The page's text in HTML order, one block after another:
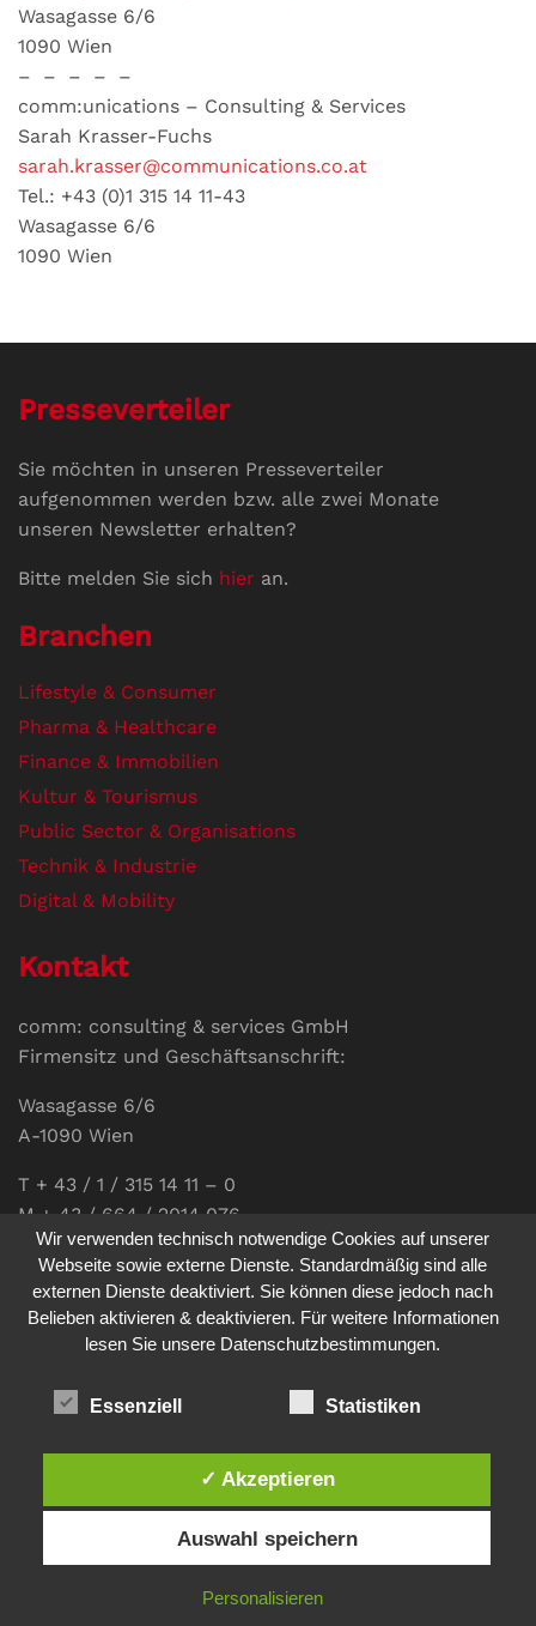
Wasagasse 6/6
1090 Wien
– – – – –
comm:unications – Consulting & Services
Sarah Krasser-Fuchs
sarah.krasser@communications.co.at
Tel.: +43 (0)1 315 14 11-43
Wasagasse 6/6
1090 Wien
Presseverteiler
Sie möchten in unseren Presseverteiler
aufgenommen werden bzw. alle zwei Monate
unseren Newsletter erhalten?
Bitte melden Sie sich hier an.
Branchen
Lifestyle & Consumer
Pharma & Healthcare
Finance & Immobilien
Kultur & Tourismus
Public Sector & Organisations
Technik & Industrie
Digital & Mobility
Kontakt
comm: consulting & services GmbH
Firmensitz und Geschäftsanschrift:
Wasagasse 6/6
A-1090 Wien
T + 43 / 1 / 315 14 11 – 0
M + 43 / 664 / 2014 076
E-Mail:office@communications.co.at
Homepage:www.communications.co.at
UID: ATU 811 196 56
Sabine Pöhacker MSc.
Datenschutz
den Punkt. - Site made bysfe
Wir verwenden technisch notwendige Cookies auf unserer
Webseite sowie externe Dienste. Standardmäßig sind alle
externen Dienste deaktiviert. Sie können diese jedoch nach
Belieben aktivieren & deaktivieren. Für weitere Informationen
lesen Sie unsere Datenschutzbestimmungen.
Essenziell Statistiken
✓ Akzeptieren
Auswahl speichern
Personalisieren